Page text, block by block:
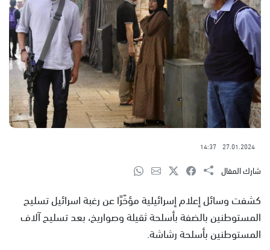
27.01.2024
14:37
شارك المقال
كشفت وسائل إعلام إسرائيلية مؤخّرًا عن رغبة اسرائيل تسليح
المستوطنين بالضفة بأسلحة ثقيلة وصواريخ، بعد تسليح آلاف
المستوطنين بأسلحة رشاشة.